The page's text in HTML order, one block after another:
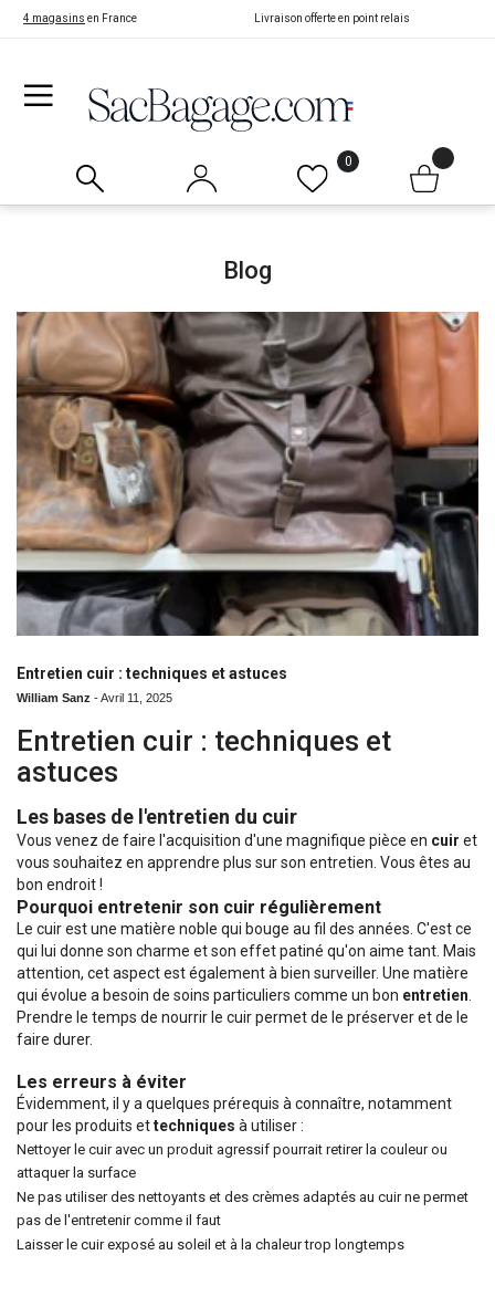
4 magasins en France Livraison offerte en point relais
0
Blog
Entretien cuir : techniques et astuces
William Sanz -Avril 11, 2025
Entretien cuir : techniques et
astuces
Les bases de l'entretien du cuir
Vous venez de faire l'acquisition d'une magnifique pièce en cuir et
vous souhaitez en apprendre plus sur son entretien. Vous êtes au
bon endroit !
Pourquoi entretenir son cuir régulièrement
Le cuir est une matière noble qui bouge au fil des années. C'est ce
qui lui donne son charme et son effet patiné qu'on aime tant. Mais
attention, cet aspect est également à bien surveiller. Une matière
qui évolue a besoin de soins particuliers comme un bon entretien
Prendre le temps de nourrir le cuir permet de le préserver et de le
faire durer.
Les erreurs à éviter
Évidemment, il y a quelques prérequis à connaître, notamment
pour les produits ettechniques à utiliser :
Nettoyer le cuir avec un produit agressif pourrait retirer la couleur ou
attaquer la surface
Ne pas utiliser des nettoyants et des crèmes adaptés au cuir ne permet
pas de l'entretenir comme il faut
Laisser le cuir exposé au soleil et à la chaleur trop longtemps